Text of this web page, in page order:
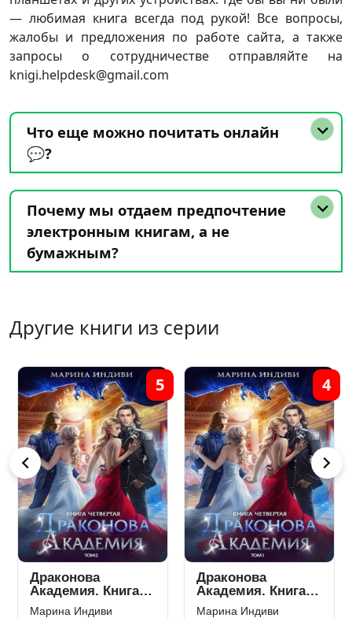
— любимая книга всегда под рукой! Все вопросы,
жалобы и предложения по работе сайта, а также
запросы о сотрудничестве отправляйте на
knigi.helpdesk@gmail.com
Что еще можно почитать онлайн
💬?
Почему мы отдаем предпочтение
электронным книгам, а не
бумажным?
Другие книги из серии
Драконова
Академия. Книга 4.
Том 2
Марина Индиви
5
Драконова
Академия. Книга 4.
Том 1
Марина Индиви
4